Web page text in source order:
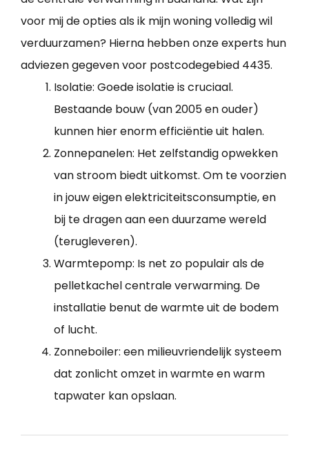
voor mij de opties als ik mijn woning volledig wil
verduurzamen? Hierna hebben onze experts hun
adviezen gegeven voor postcodegebied 4435.
Isolatie: Goede isolatie is cruciaal.
Bestaande bouw (van 2005 en ouder)
kunnen hier enorm efficiëntie uit halen.
Zonnepanelen: Het zelfstandig opwekken
van stroom biedt uitkomst. Om te voorzien
in jouw eigen elektriciteitsconsumptie, en
bij te dragen aan een duurzame wereld
(terugleveren).
Warmtepomp: Is net zo populair als de
pelletkachel centrale verwarming. De
installatie benut de warmte uit de bodem
of lucht.
Zonneboiler: een milieuvriendelijk systeem
dat zonlicht omzet in warmte en warm
tapwater kan opslaan.